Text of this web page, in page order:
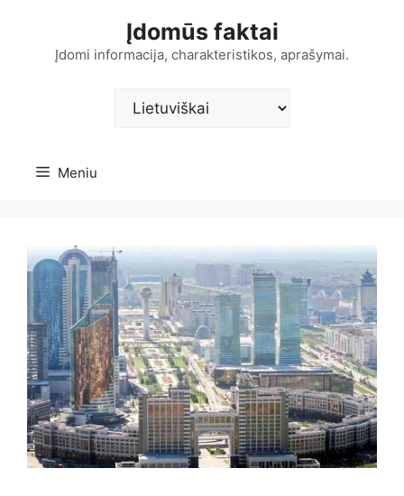
Įdomūs faktai
Įdomi informacija, charakteristikos, aprašymai.
Pasirinkite
kalbą
Meniu